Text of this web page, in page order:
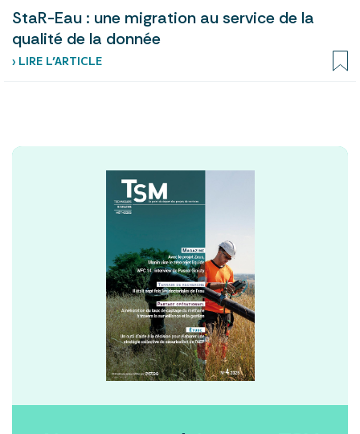
StaR-Eau : une migration au service de la
qualité de la donnée
› LIRE L’ARTICLE